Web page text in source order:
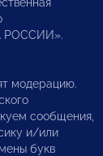
РОССИИ».
модерацию.
сообщения,
и/или
букв